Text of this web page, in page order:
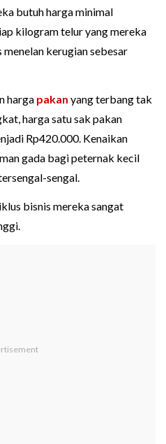
butuh harga minimal
kilogram telur yang mereka
kerugian sebesar
harga pakan yang terbang tak
harga satu sak pakan
Rp420.000. Kenaikan
gada bagi peternak kecil
sengal.
bisnis mereka sangat